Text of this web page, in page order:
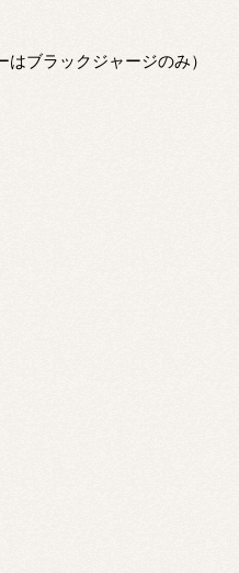
ブラックジャージのみ）